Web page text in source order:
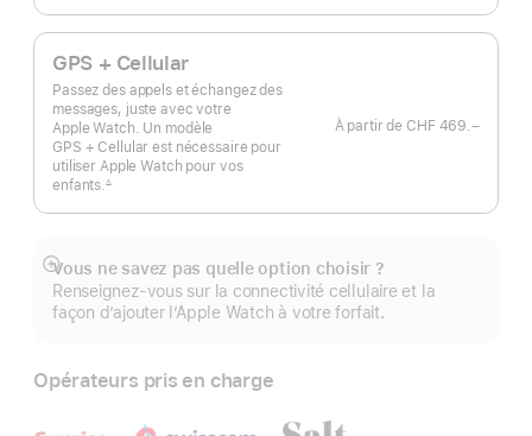
GPS + Cellular
Passez des appels et échangez des
messages, juste avec votre
Apple Watch. Un modèle
GPS + Cellular est nécessaire pour
utiliser Apple Watch pour vos
enfants.∆
À partir de CHF 469.–
Vous ne savez pas quelle option choisir ?
Renseignez-vous sur la connectivité cellulaire et la
façon d’ajouter l’Apple Watch à votre forfait.
Afficher
plus
Opérateurs pris en charge